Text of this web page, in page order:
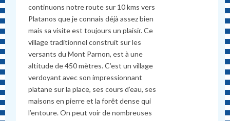
continuons notre route sur 10 kms vers
Platanos que je connais déjà assez bien
mais sa visite est toujours un plaisir. Ce
village traditionnel construit sur les
versants du Mont Parnon, est à une
altitude de 450 mètres. C’est un village
verdoyant avec son impressionnant
platane sur la place, ses cours d’eau, ses
maisons en pierre et la forêt dense qui
l’entoure. On peut voir de nombreuses